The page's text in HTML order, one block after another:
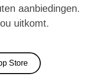
aanbiedingen.
uitkomt.
Store